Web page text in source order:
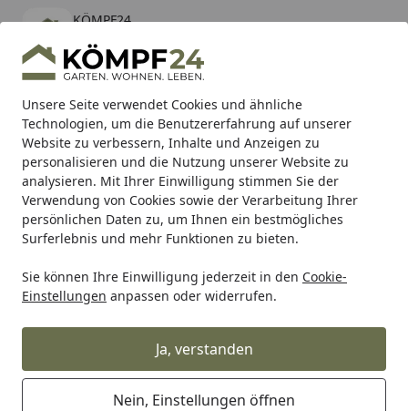
Unsere Seite verwendet Cookies und ähnliche
Technologien, um die Benutzererfahrung auf unserer
Website zu verbessern, Inhalte und Anzeigen zu
personalisieren und die Nutzung unserer Website zu
analysieren. Mit Ihrer Einwilligung stimmen Sie der
Verwendung von Cookies sowie der Verarbeitung Ihrer
persönlichen Daten zu, um Ihnen ein bestmögliches
Surferlebnis und mehr Funktionen zu bieten.
Sie können Ihre Einwilligung jederzeit in den Cookie-
Einstellungen anpassen oder widerrufen.
Ja, verstanden
Nein, Einstellungen öffnen
KÖMPF24
kostenlos - Im App Store
Hotline
Alle Produkte
Mein Konto
Suchen
Karibu Pools inkl. gratis Sandfilteranlage & Pool-
Starterset (Gesamtwert bis 468,99€)
Startseite
Meister Meister Böden Meister Lindura-Holzböden
MEISTER Lindura-Holzboden HD 400
Eiche authentic greige gebürstet
8905 - naturgeölt 5G Dry®